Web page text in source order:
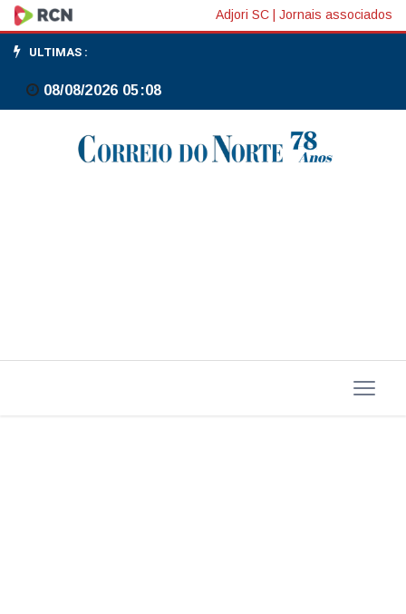
SP:
Agrada
Gregos
destaque
de
Adjori SC Jornais associados
ULTIMAS :
08/08/2026 05:08